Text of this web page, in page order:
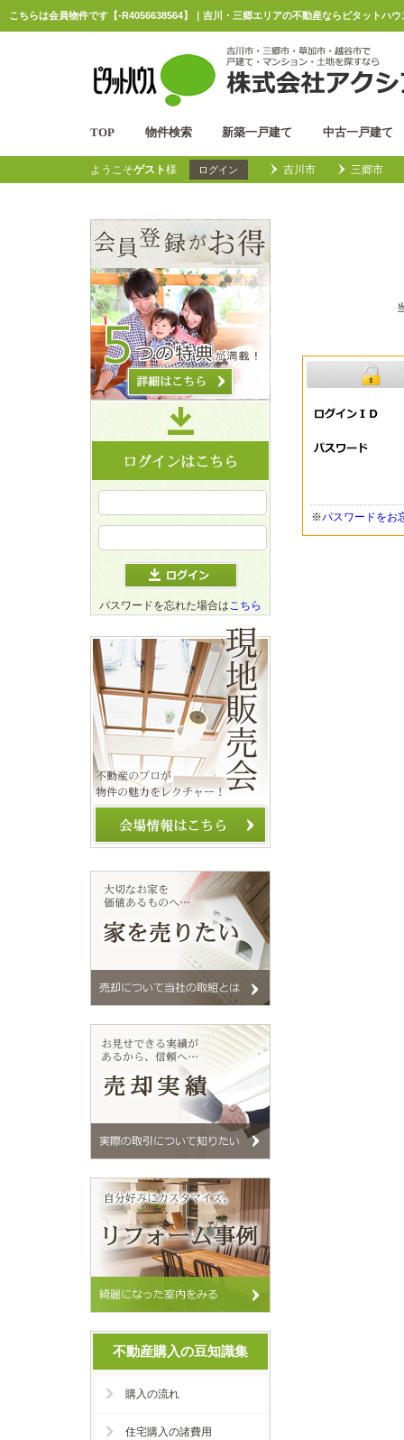
こちらは会員物件です【-R4056638564】｜吉川・三郷エリアの不動産ならピタットハ
TOP 物件検索 新築一戸建て 中古一戸建て
ようこそゲスト様 ログイン 吉川市 三郷市
※パスワードをお
パスワードを忘れた場合はこちら
不動産購入の豆知識集
購入の流れ
住宅購入の諸費用